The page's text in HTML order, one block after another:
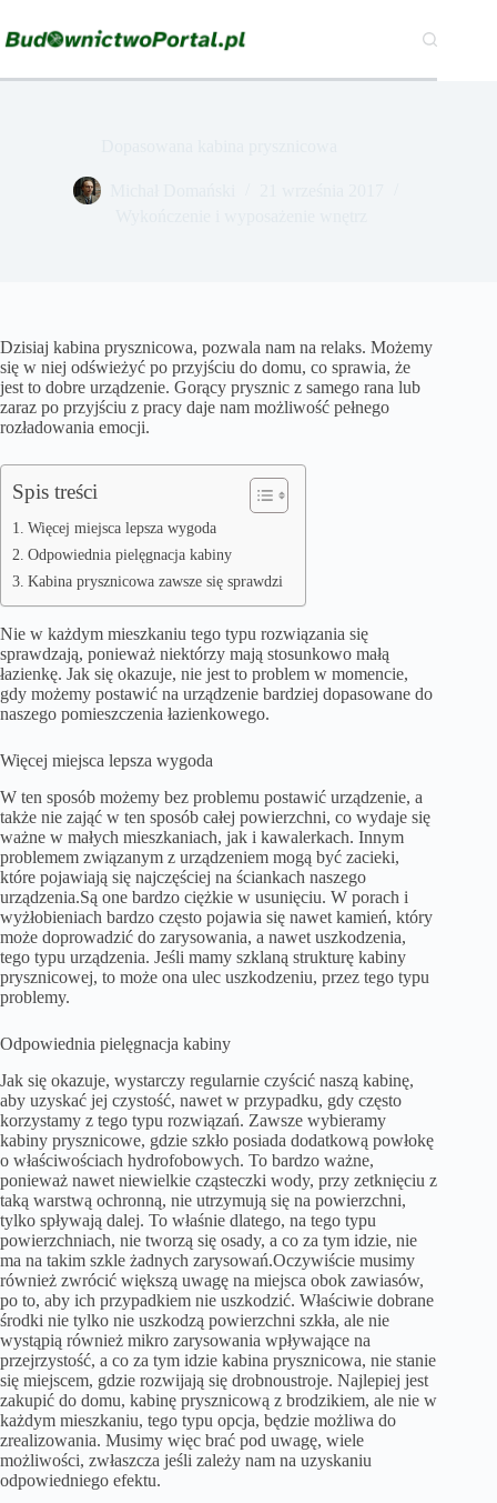
do
treści
Dzisiaj kabina prysznicowa, pozwala nam na relaks. Możemy
się w niej odświeżyć po przyjściu do domu, co sprawia, że
jest to dobre urządzenie. Gorący prysznic z samego rana lub
zaraz po przyjściu z pracy daje nam możliwość pełnego
rozładowania emocji.
Spis treści
Więcej miejsca lepsza wygoda
Odpowiednia pielęgnacja kabiny
Kabina prysznicowa zawsze się sprawdzi
Nie w każdym mieszkaniu tego typu rozwiązania się
sprawdzają, ponieważ niektórzy mają stosunkowo małą
łazienkę. Jak się okazuje, nie jest to problem w momencie,
gdy możemy postawić na urządzenie bardziej dopasowane do
naszego pomieszczenia łazienkowego.
Więcej miejsca lepsza wygoda
W ten sposób możemy bez problemu postawić urządzenie, a
także nie zająć w ten sposób całej powierzchni, co wydaje się
ważne w małych mieszkaniach, jak i kawalerkach. Innym
problemem związanym z urządzeniem mogą być zacieki,
które pojawiają się najczęściej na ściankach naszego
urządzenia.Są one bardzo ciężkie w usunięciu. W porach i
wyżłobieniach bardzo często pojawia się nawet kamień, który
może doprowadzić do zarysowania, a nawet uszkodzenia,
tego typu urządzenia. Jeśli mamy szklaną strukturę kabiny
prysznicowej, to może ona ulec uszkodzeniu, przez tego typu
problemy.
Odpowiednia pielęgnacja kabiny
Jak się okazuje, wystarczy regularnie czyścić naszą kabinę,
aby uzyskać jej czystość, nawet w przypadku, gdy często
korzystamy z tego typu rozwiązań. Zawsze wybieramy
kabiny prysznicowe, gdzie szkło posiada dodatkową powłokę
o właściwościach hydrofobowych. To bardzo ważne,
ponieważ nawet niewielkie cząsteczki wody, przy zetknięciu z
taką warstwą ochronną, nie utrzymują się na powierzchni,
tylko spływają dalej. To właśnie dlatego, na tego typu
powierzchniach, nie tworzą się osady, a co za tym idzie, nie
ma na takim szkle żadnych zarysowań.Oczywiście musimy
również zwrócić większą uwagę na miejsca obok zawiasów,
po to, aby ich przypadkiem nie uszkodzić. Właściwie dobrane
środki nie tylko nie uszkodzą powierzchni szkła, ale nie
wystąpią również mikro zarysowania wpływające na
przejrzystość, a co za tym idzie kabina prysznicowa, nie stanie
się miejscem, gdzie rozwijają się drobnoustroje. Najlepiej jest
zakupić do domu, kabinę prysznicową z brodzikiem, ale nie w
każdym mieszkaniu, tego typu opcja, będzie możliwa do
zrealizowania. Musimy więc brać pod uwagę, wiele
możliwości, zwłaszcza jeśli zależy nam na uzyskaniu
odpowiedniego efektu.